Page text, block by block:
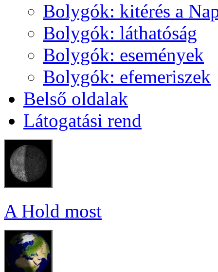
Boly­gók: ki­té­rés a
Boly­gók: lát­ha­tó­ság
Boly­gók: ese­mé­nyek
Boly­gók: efe­me­ri­szek
Bel­ső ol­da­lak
Lá­to­ga­tá­si rend
A Hold most